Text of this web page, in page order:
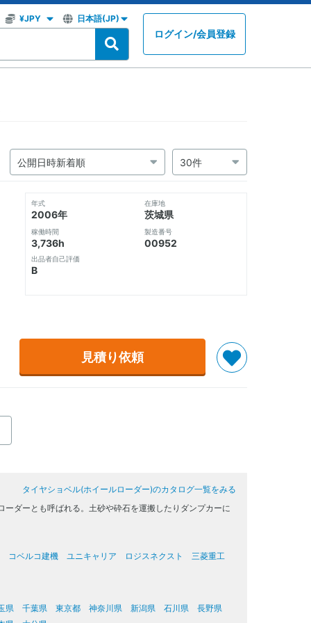
ログイン/会員登録
年式
2006年
稼働時間
3,736h
出品者自己評価
B
在庫地
茨城県
製造番号
00952
見積り依頼
タイヤショベル(ホイールローダー)のカタログ一覧をみる
ダーとも呼ばれる。土砂や砕石を運搬したりダンプカーに
コベルコ建機 ユニキャリア ロジスネクスト
三菱重工
県 千葉県 東京都 神奈川県 新潟県 石川県
長野県